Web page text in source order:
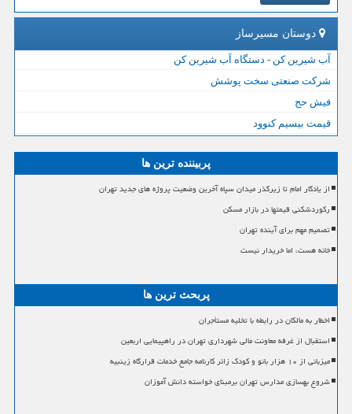
دوستان مسیرساز
آب شیرین کن - دستگاه آب شیرین کن
شرکت صنعتی سخت پوشش
فیش حج
قیمت بیسیم کنوود
پربیننده ترین ها
از یادگار امام تا زیرگذر میدان سپاه آخرین وضعیت پروژه های جدید تهران
رکوردشکنی قیمتها در بازار مسکن
تصمیم مهم برای آینده تهران
خانه هست، اما خریدار نیست
پربحث ترین ها
اخطار به مالکان در رابطه با تخلیه مستأجران
استقبال از غرفه معاونت مالی شهرداری تهران در راهپیمایی اربعین
میزبانی از ۱۰ هزار بانو و کودک زائر کارنامه جامع خدمات قرارگاه زینبیه
شروع بهسازی مدارس تهران برمبنای خواسته دانش آموزان